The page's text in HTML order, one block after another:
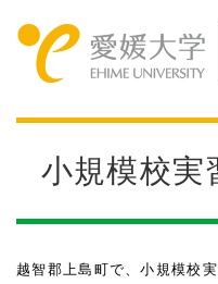
小規模校実
越智郡上島町で、小規模校